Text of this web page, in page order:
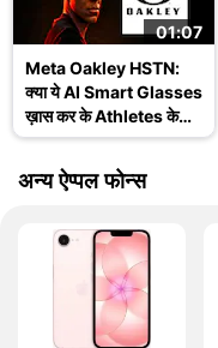
01:07
Meta Oakley HSTN:
क्या ये AI Smart Glasses
ख़ास कर के Athletes के
लिए हैं? जानिए इसके
Features
अन्य ऐप्पल फोन्स